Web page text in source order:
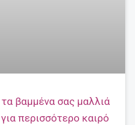
βαμμένα σας μαλλιά
περισσότερο καιρό